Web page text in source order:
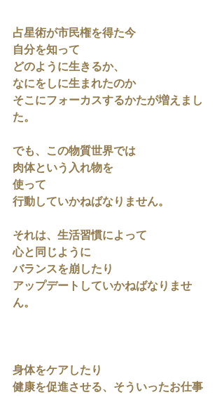
占星術が市民権を得た今
自分を知って
どのように生きるか、
なにをしに生まれたのか
そこにフォーカスするかたが増えまし
た。
でも、この物質世界では
肉体という入れ物を
使って
行動していかねばなりません。
それは、生活習慣によって
心と同じように
バランスを崩したり
アップデートしていかねばなりませ
ん。
身体をケアしたり
健康を促進させる、そういったお仕事